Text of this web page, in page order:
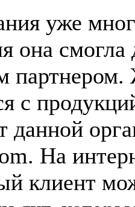
уже
она смогла
с
данной
На
клиент